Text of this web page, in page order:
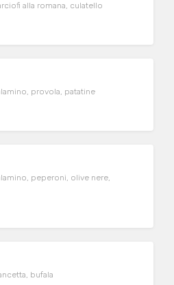
alla romana, culatello
provola, patatine
peperoni, olive nere,
bufala